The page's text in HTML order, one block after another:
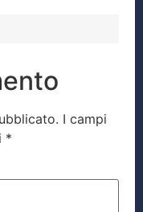
I campi
*